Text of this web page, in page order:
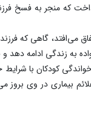
که منجر به فسخ
می‌افتد، گاهی که
به زندگی
کودکان با
در وی بروز می